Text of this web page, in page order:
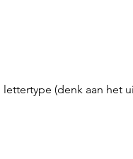
(denk aan het